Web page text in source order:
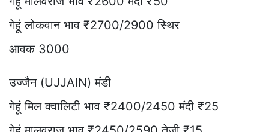
गेहूं लोकवान भाव ₹2700/2900 स्थिर
आवक 3000
उज्जैन (UJJAIN) मंडी
गेहूं मिल क्वालिटी भाव ₹2400/2450 मंदी ₹25